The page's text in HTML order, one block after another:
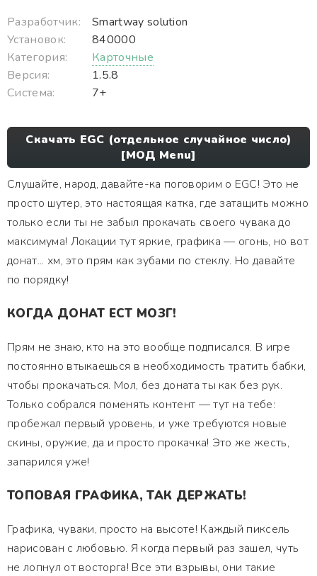
Разработчик:
Smartway solution
Установок:
840000
Категория:
Карточные
Версия:
1.5.8
Система:
7+
Скачать EGC (отдельное случайное число)
[МОД Menu]
Слушайте, народ, давайте-ка поговорим о EGC! Это не
просто шутер, это настоящая катка, где затащить можно
только если ты не забыл прокачать своего чувака до
максимума! Локации тут яркие, графика — огонь, но вот
донат... хм, это прям как зубами по стеклу. Но давайте
по порядку!
КОГДА ДОНАТ ЕСТ МОЗГ!
Прям не знаю, кто на это вообще подписался. В игре
постоянно втыкаешься в необходимость тратить бабки,
чтобы прокачаться. Мол, без доната ты как без рук.
Только собрался поменять контент — тут на тебе:
пробежал первый уровень, и уже требуются новые
скины, оружие, да и просто прокачка! Это же жесть,
запарился уже!
ТОПОВАЯ ГРАФИКА, ТАК ДЕРЖАТЬ!
Графика, чуваки, просто на высоте! Каждый пиксель
нарисован с любовью. Я когда первый раз зашел, чуть
не лопнул от восторга! Все эти взрывы, они такие